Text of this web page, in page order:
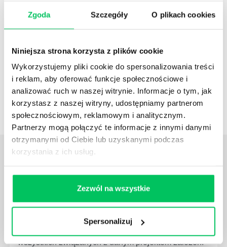
Zgoda Szczegóły O plikach cookies
Niniejsza strona korzysta z plików cookie
Wykorzystujemy pliki cookie do spersonalizowania treści
i reklam, aby oferować funkcje społecznościowe i
analizować ruch w naszej witrynie. Informacje o tym, jak
korzystasz z naszej witryny, udostępniamy partnerom
społecznościowym, reklamowym i analitycznym.
Partnerzy mogą połączyć te informacje z innymi danymi
otrzymanymi od Ciebie lub uzyskanymi podczas
korzystania z ich usług.
Zezwól na wszystkie
Spersonalizuj
Zapisz się na nasznarzędziowy newsletter
który naprawdę rozumie HR i biznes
ZAPISZ SIĘ
ZOBACZ OSTATNIE ARTYKUŁY
JAK WYGLĄDA PRACA ZESPOŁÓW
PROJEKTOWYCH W ZWINNEJ METODYCE?
Project management (czyli zarządzanie projektami)
wszystkich związanych z danym projektem założeń.